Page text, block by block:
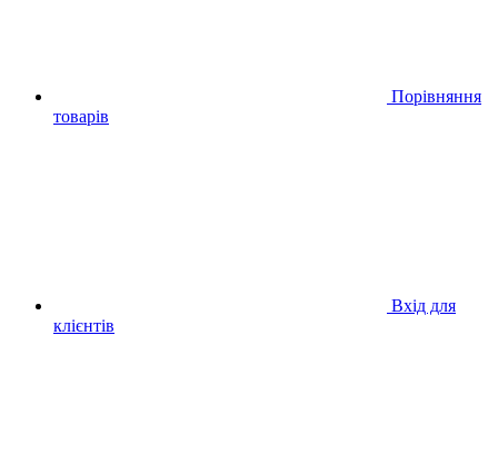
Порівняння
товарів
Вхід для
клієнтів